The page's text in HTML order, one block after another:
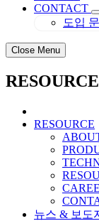
CONTACT
도입
Close Menu
RESOURCE
RESOURCE
뉴스 & 보도